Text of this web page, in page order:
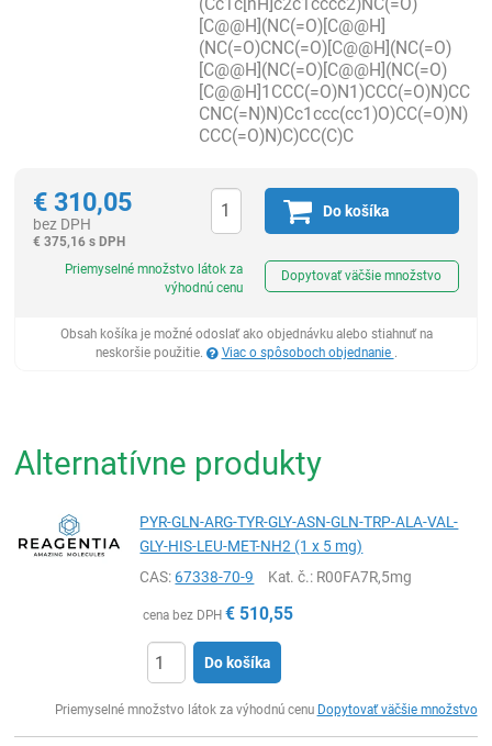
[C@@H](NC(=O)[C@@H]
(NC(=O)CNC(=O)[C@@H](NC(=O)
[C@@H](NC(=O)[C@@H](NC(=O)
[C@@H]1CCC(=O)N1)CCC(=O)N)CC
CNC(=N)N)Cc1ccc(cc1)O)CC(=O)N)
CCC(=O)N)C)CC(C)C
€ 310,05
bez DPH
€ 375,16 s DPH
Do košíka
Priemyselné množstvo látok za
výhodnú cenu
Dopytovať väčšie množstvo
Obsah košíka je možné odoslať ako objednávku alebo stiahnuť na
neskoršie použitie.
Viac o spôsoboch objednanie .
Alternatívne produkty
PYR-GLN-ARG-TYR-GLY-ASN-GLN-TRP-ALA-VAL-
GLY-HIS-LEU-MET-NH2 (1 x 5 mg)
CAS:67338-70-9 Kat. č.: R00FA7R,5mg
cena bez DPH € 510,55
Do košíka
Priemyselné množstvo látok za výhodnú cenu Dopytovať väčšie množstvo